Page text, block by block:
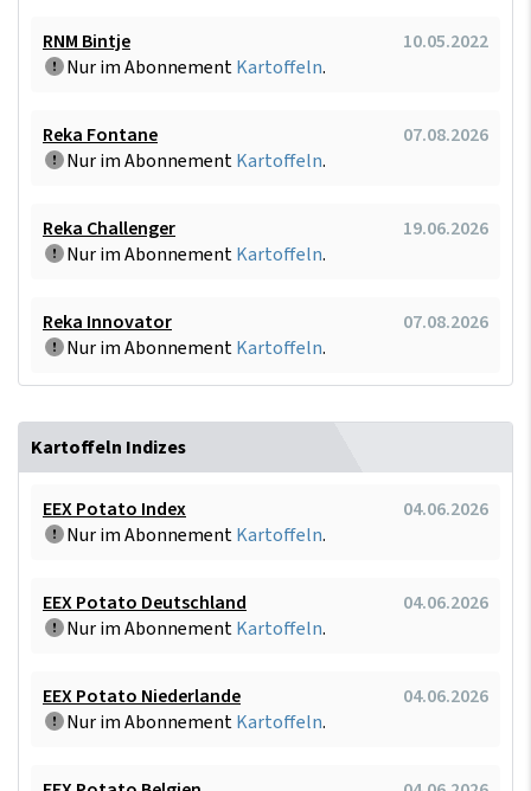
RNM Bintje
10.05.2022
Nur im AbonnementKartoffeln.
Reka Fontane
07.08.2026
Nur im AbonnementKartoffeln.
Reka Challenger
19.06.2026
Nur im AbonnementKartoffeln.
Reka Innovator
07.08.2026
Nur im AbonnementKartoffeln.
Kartoffeln Indizes
EEX Potato Index
04.06.2026
Nur im AbonnementKartoffeln.
EEX Potato Deutschland
04.06.2026
Nur im AbonnementKartoffeln.
EEX Potato Niederlande
04.06.2026
Nur im AbonnementKartoffeln.